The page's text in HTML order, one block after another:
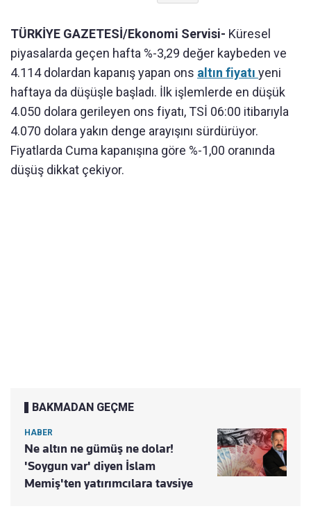
TÜRKİYE GAZETESİ/Ekonomi Servisi- Küresel
piyasalarda geçen hafta %-3,29 değer kaybeden ve
4.114 dolardan kapanış yapan ons altın fiyatı yeni
haftaya da düşüşle başladı. İlk işlemlerde en düşük
4.050 dolara gerileyen ons fiyatı, TSİ 06:00 itibarıyla
4.070 dolara yakın denge arayışını sürdürüyor.
Fiyatlarda Cuma kapanışına göre %-1,00 oranında
düşüş dikkat çekiyor.
BAKMADAN GEÇME
HABER
Ne altın ne gümüş ne dolar!
'Soygun var' diyen İslam
Memiş'ten yatırımcılara tavsiye